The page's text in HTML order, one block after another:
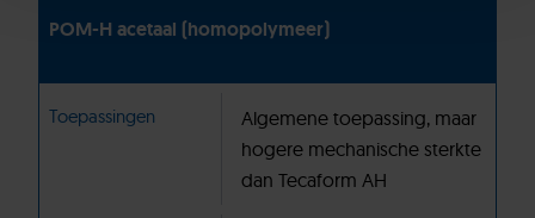
POM-H acetaal (homopolymeer)
Toepassingen
Algemene toepassing, maar
hogere mechanische sterkte
dan Tecaform AH